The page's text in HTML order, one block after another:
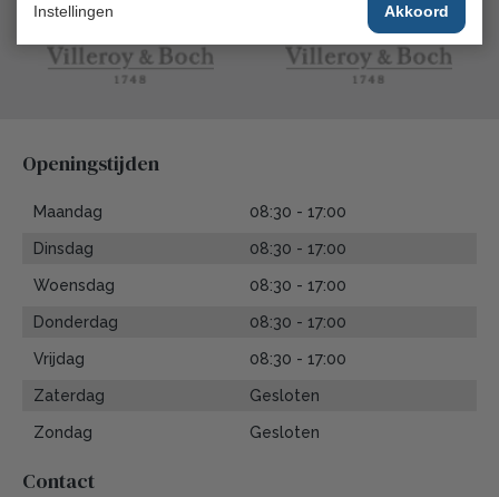
Instellingen Akkoord
Openingstijden
Maandag 08:30 - 17:00
Dinsdag 08:30 - 17:00
Woensdag 08:30 - 17:00
Donderdag 08:30 - 17:00
Vrijdag 08:30 - 17:00
Zaterdag Gesloten
Zondag Gesloten
Contact